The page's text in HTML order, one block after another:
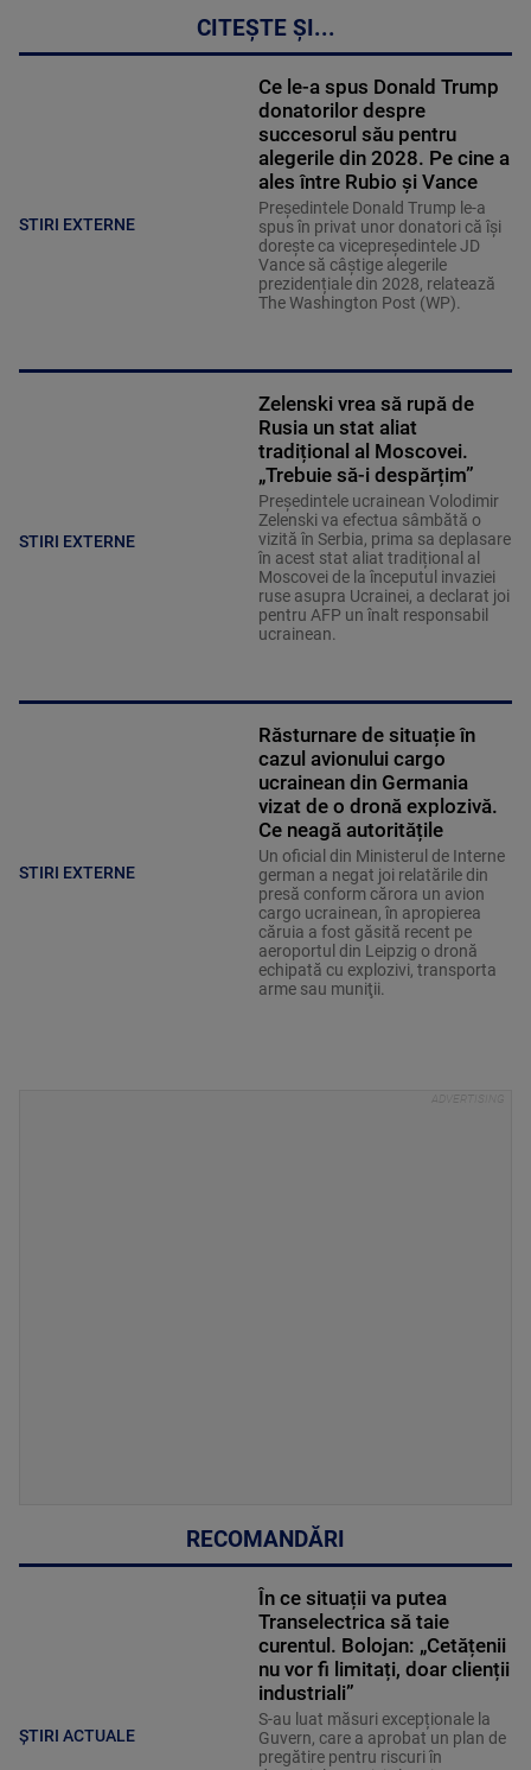
CITEȘTE ȘI...
STIRI EXTERNE
Ce le-a spus Donald Trump
donatorilor despre
succesorul său pentru
alegerile din 2028. Pe cine a
ales între Rubio și Vance
Președintele Donald Trump le-a
spus în privat unor donatori că își
dorește ca vicepreședintele JD
Vance să câștige alegerile
prezidențiale din 2028, relatează
The Washington Post (WP).
STIRI EXTERNE
Zelenski vrea să rupă de
Rusia un stat aliat
tradițional al Moscovei.
„Trebuie să-i despărțim”
Președintele ucrainean Volodimir
Zelenski va efectua sâmbătă o
vizită în Serbia, prima sa deplasare
în acest stat aliat tradițional al
Moscovei de la începutul invaziei
ruse asupra Ucrainei, a declarat joi
pentru AFP un înalt responsabil
ucrainean.
STIRI EXTERNE
Răsturnare de situație în
cazul avionului cargo
ucrainean din Germania
vizat de o dronă explozivă.
Ce neagă autoritățile
Un oficial din Ministerul de Interne
german a negat joi relatările din
presă conform cărora un avion
cargo ucrainean, în apropierea
căruia a fost găsită recent pe
aeroportul din Leipzig o dronă
echipată cu explozivi, transporta
arme sau muniţii.
RECOMANDĂRI
ȘTIRI ACTUALE
În ce situații va putea
Transelectrica să taie
curentul. Bolojan: „Cetățenii
nu vor fi limitați, doar clienții
industriali”
S-au luat măsuri excepționale la
Guvern, care a aprobat un plan de
pregătire pentru riscuri în